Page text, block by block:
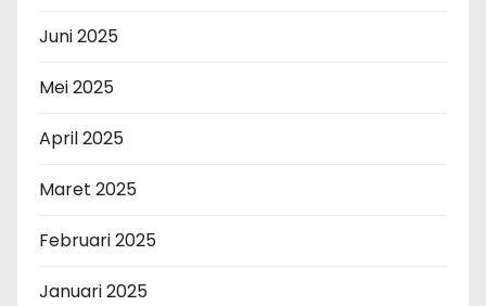
Juni 2025
Mei 2025
April 2025
Maret 2025
Februari 2025
Januari 2025